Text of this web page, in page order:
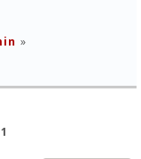
»
1